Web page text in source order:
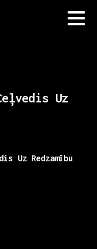
Uz
Uz Redzamību